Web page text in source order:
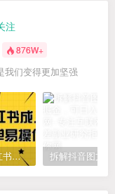
注
876W+
我们变得更加坚强
2023年最新小红书成人电商项目，简单易操作【详细教程】